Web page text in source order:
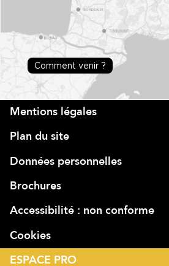
Comment venir ?
Mentions légales
Plan du site
Données personnelles
Brochures
Accessibilité : non conforme
Cookies
ESPACE PRO